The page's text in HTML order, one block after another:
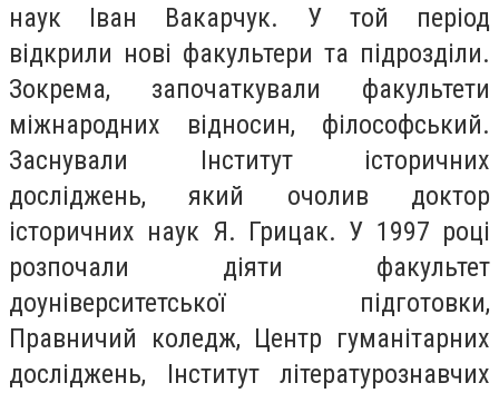
наук Іван Вакарчук. У той період
відкрили нові факультери та підрозділи.
Зокрема, започаткували факультети
міжнародних відносин, філософський.
Заснували Інститут історичних
досліджень, який очолив доктор
історичних наук Я. Грицак. У 1997 році
розпочали діяти факультет
доуніверситетської підготовки,
Правничий коледж, Центр гуманітарних
досліджень, Інститут літературознавчих